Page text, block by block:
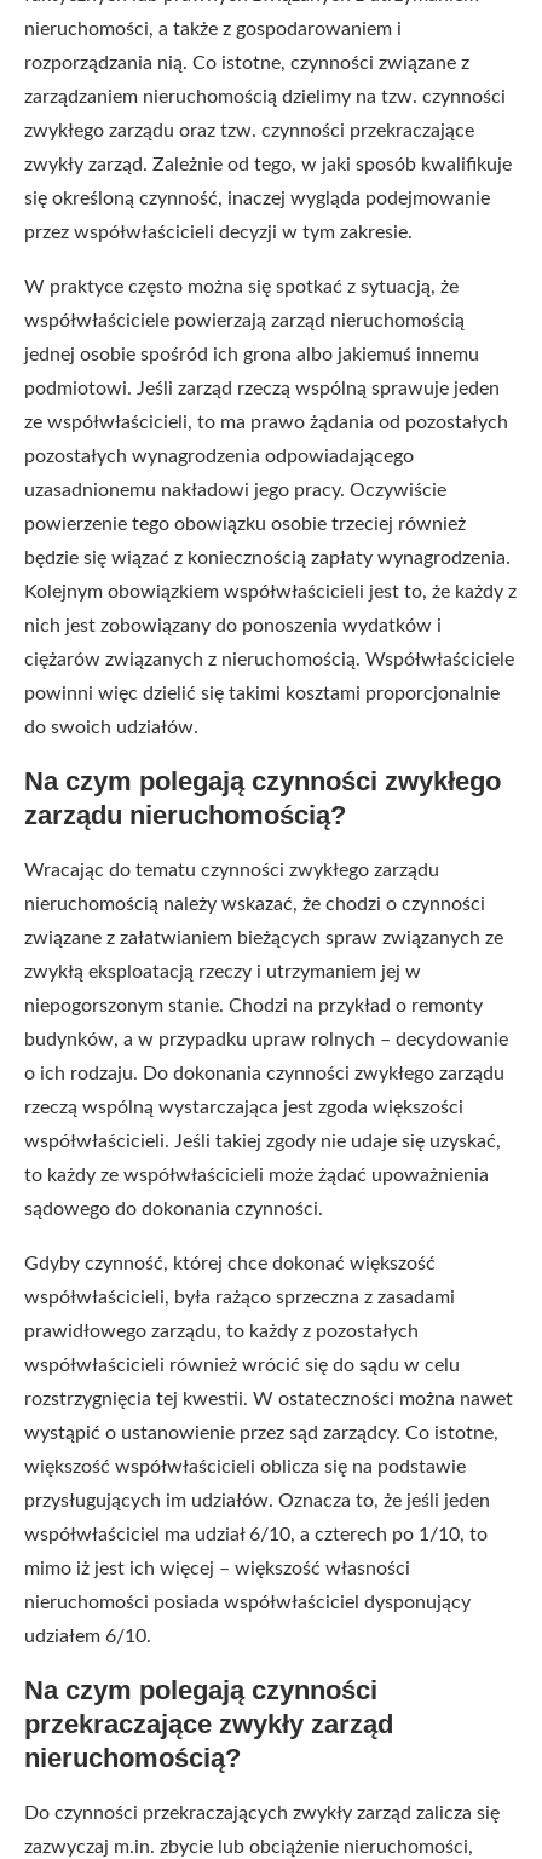
nieruchomości, a także z gospodarowaniem i
rozporządzania nią. Co istotne, czynności związane z
zarządzaniem nieruchomością dzielimy na tzw. czynności
zwykłego zarządu oraz tzw. czynności przekraczające
zwykły zarząd. Zależnie od tego, w jaki sposób kwalifikuje
się określoną czynność, inaczej wygląda podejmowanie
przez współwłaścicieli decyzji w tym zakresie.
W praktyce często można się spotkać z sytuacją, że
współwłaściciele powierzają zarząd nieruchomością
jednej osobie spośród ich grona albo jakiemuś innemu
podmiotowi. Jeśli zarząd rzeczą wspólną sprawuje jeden
ze współwłaścicieli, to ma prawo żądania od pozostałych
pozostałych wynagrodzenia odpowiadającego
uzasadnionemu nakładowi jego pracy. Oczywiście
powierzenie tego obowiązku osobie trzeciej również
będzie się wiązać z koniecznością zapłaty wynagrodzenia.
Kolejnym obowiązkiem współwłaścicieli jest to, że każdy z
nich jest zobowiązany do ponoszenia wydatków i
ciężarów związanych z nieruchomością. Współwłaściciele
powinni więc dzielić się takimi kosztami proporcjonalnie
do swoich udziałów.
Na czym polegają czynności zwykłego
zarządu nieruchomością?
Wracając do tematu czynności zwykłego zarządu
nieruchomością należy wskazać, że chodzi o czynności
związane z załatwianiem bieżących spraw związanych ze
zwykłą eksploatacją rzeczy i utrzymaniem jej w
niepogorszonym stanie. Chodzi na przykład o remonty
budynków, a w przypadku upraw rolnych – decydowanie
o ich rodzaju. Do dokonania czynności zwykłego zarządu
rzeczą wspólną wystarczająca jest zgoda większości
współwłaścicieli. Jeśli takiej zgody nie udaje się uzyskać,
to każdy ze współwłaścicieli może żądać upoważnienia
sądowego do dokonania czynności.
Gdyby czynność, której chce dokonać większość
współwłaścicieli, była rażąco sprzeczna z zasadami
prawidłowego zarządu, to każdy z pozostałych
współwłaścicieli również wrócić się do sądu w celu
rozstrzygnięcia tej kwestii. W ostateczności można nawet
wystąpić o ustanowienie przez sąd zarządcy. Co istotne,
większość współwłaścicieli oblicza się na podstawie
przysługujących im udziałów. Oznacza to, że jeśli jeden
współwłaściciel ma udział 6/10, a czterech po 1/10, to
mimo iż jest ich więcej – większość własności
nieruchomości posiada współwłaściciel dysponujący
udziałem 6/10.
Na czym polegają czynności
przekraczające zwykły zarząd
nieruchomością?
Do czynności przekraczających zwykły zarząd zalicza się
zazwyczaj m.in. zbycie lub obciążenie nieruchomości,